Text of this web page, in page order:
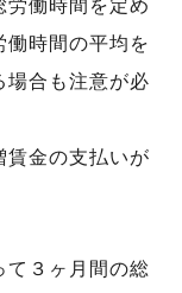
労働時間を定め
働時間の平均を
場合も注意が必
賃金の支払いが
て３ヶ月間の総